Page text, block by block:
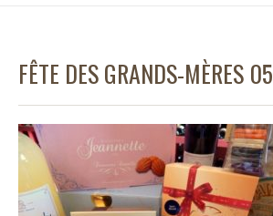
FÊTE DES GRANDS-MÈRES 05